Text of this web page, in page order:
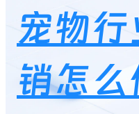
宠物
销怎